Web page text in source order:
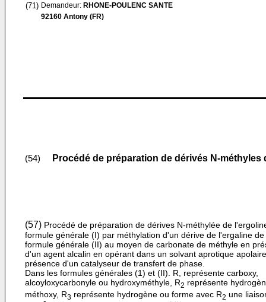
(71) Demandeur: RHONE-POULENC SANTE
92160 Antony (FR)
(54) Procédé de préparation de dérivés N-méthyles
(57) Procédé de préparation de dérives N-méthylée de
formule générale (I) par méthylation d'un dérive de l'ergaline de
formule générale (II) au moyen de carbonate de méthyle en
d'un agent alcalin en opérant dans un solvant aprotique
présence d'un catalyseur de transfert de phase.
Dans les formules générales (1) et (II). R, représente carboxy,
alcoyloxycarbonyle ou hydroxyméthyle, R2 représente
méthoxy, R3 représente hydrogène ou forme avec R2 une